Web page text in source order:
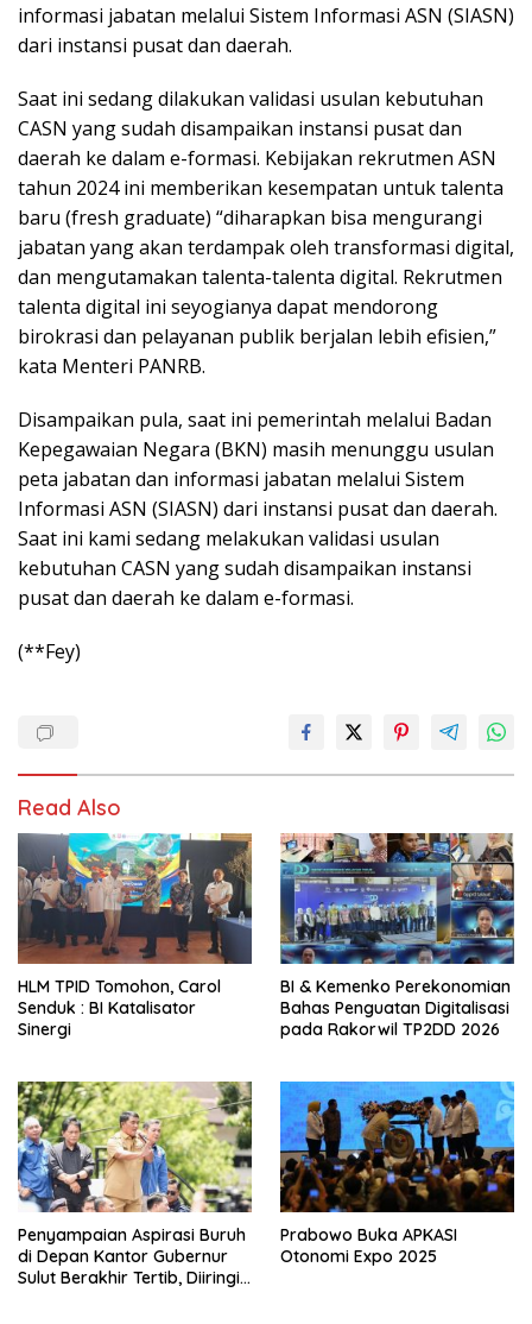
informasi jabatan melalui Sistem Informasi ASN (SIASN)
dari instansi pusat dan daerah.
Saat ini sedang dilakukan validasi usulan kebutuhan
CASN yang sudah disampaikan instansi pusat dan
daerah ke dalam e-formasi. Kebijakan rekrutmen ASN
tahun 2024 ini memberikan kesempatan untuk talenta
baru (fresh graduate) “diharapkan bisa mengurangi
jabatan yang akan terdampak oleh transformasi digital,
dan mengutamakan talenta-talenta digital. Rekrutmen
talenta digital ini seyogianya dapat mendorong
birokrasi dan pelayanan publik berjalan lebih efisien,”
kata Menteri PANRB.
Disampaikan pula, saat ini pemerintah melalui Badan
Kepegawaian Negara (BKN) masih menunggu usulan
peta jabatan dan informasi jabatan melalui Sistem
Informasi ASN (SIASN) dari instansi pusat dan daerah.
Saat ini kami sedang melakukan validasi usulan
kebutuhan CASN yang sudah disampaikan instansi
pusat dan daerah ke dalam e-formasi.
(**Fey)
Read Also
HLM TPID Tomohon, Carol
Senduk : BI Katalisator
Sinergi
BI & Kemenko Perekonomian
Bahas Penguatan Digitalisasi
pada Rakorwil TP2DD 2026
Penyampaian Aspirasi Buruh
di Depan Kantor Gubernur
Sulut Berakhir Tertib, Diiringi
Prabowo Buka APKASI
Otonomi Expo 2025